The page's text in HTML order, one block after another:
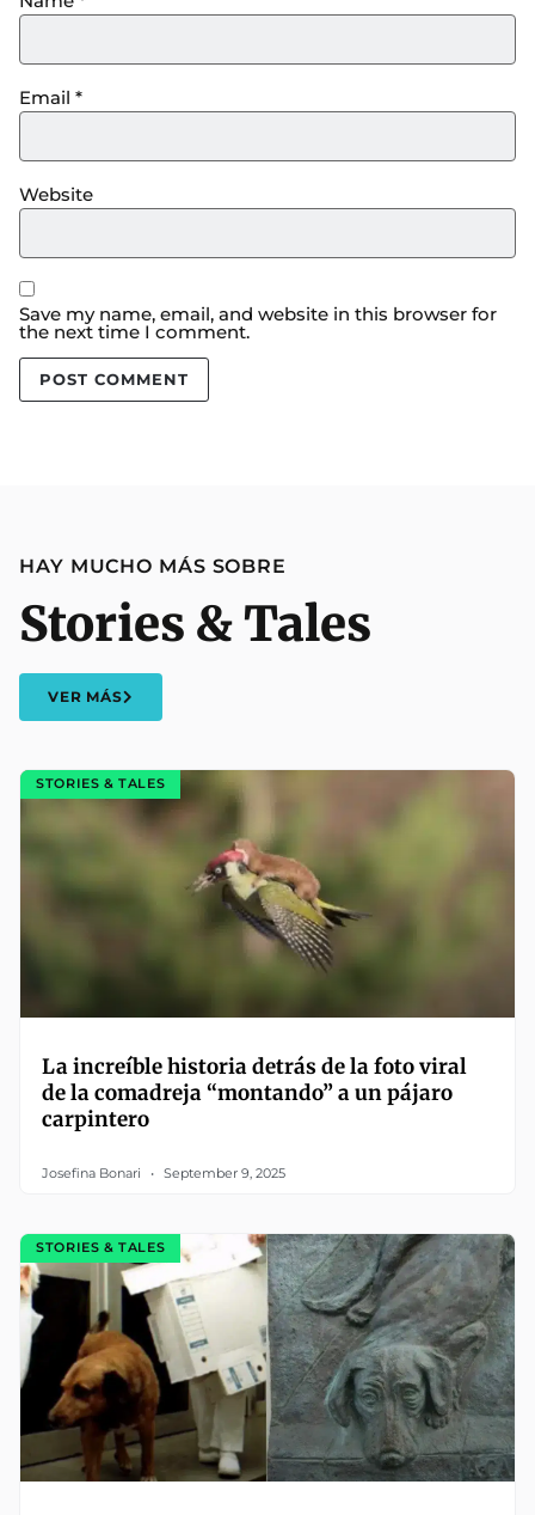
Email *
Website
Save my name, email, and website in this browser for
the next time I comment.
HAY MUCHO MÁS SOBRE
Stories & Tales
VER MÁS
STORIES & TALES
La increíble historia detrás de la foto viral
de la comadreja “montando” a un pájaro
carpintero
Josefina Bonari September 9, 2025
STORIES & TALES